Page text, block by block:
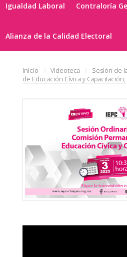
Igualdad Laboral Contraloría
Alianza de la Calidad Electoral
Inicio Videoteca
Sesión de
de Educación Cívica y